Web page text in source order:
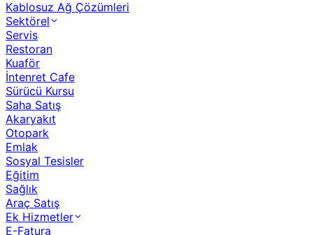
Kablosuz Ağ Çözümleri
Sektörel
Servis
Restoran
Kuaför
İntenret Cafe
Sürücü Kursu
Saha Satış
Akaryakıt
Otopark
Emlak
Sosyal Tesisler
Eğitim
Sağlık
Araç Satış
Ek Hizmetler
E-Fatura